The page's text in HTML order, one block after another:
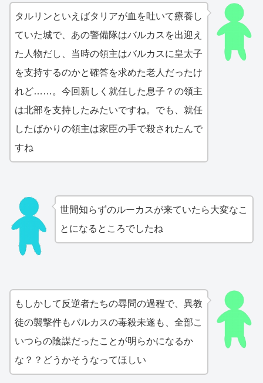
タルリンといえばタリアが血を吐いて療養し
ていた城で、あの警備隊はバルカスを出迎え
た人物だし、当時の領主はバルカスに皇太子
を支持するのかと確答を求めた老人だったけ
れど……。今回新しく就任した息子？の領主
は北部を支持したみたいですね。でも、就任
したばかりの領主は家臣の手で殺されたんで
すね
世間知らずのルーカスが来ていたら大変なこ
とになるところでしたね
もしかして反逆者たちの尋問の過程で、異教
徒の襲撃件もバルカスの毒殺未遂も、全部こ
いつらの陰謀だったことが明らかになるか
な？？どうかそうなってほしい